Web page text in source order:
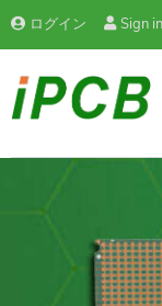
ログイン Sign in